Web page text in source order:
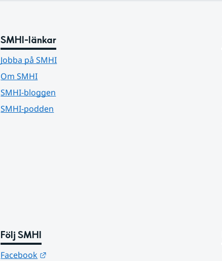
SMHI-länkar
Jobba på SMHI
Om SMHI
SMHI-bloggen
SMHI-podden
Följ SMHI
Facebook